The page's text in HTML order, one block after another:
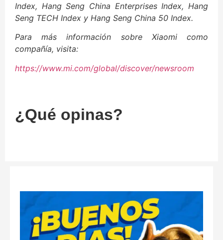
Index, Hang Seng China Enterprises Index, Hang
Seng TECH Index y Hang Seng China 50 Index.
Para más información sobre Xiaomi como
compañía, visita:
https://www.mi.com/global/discover/newsroom
¿Qué opinas?